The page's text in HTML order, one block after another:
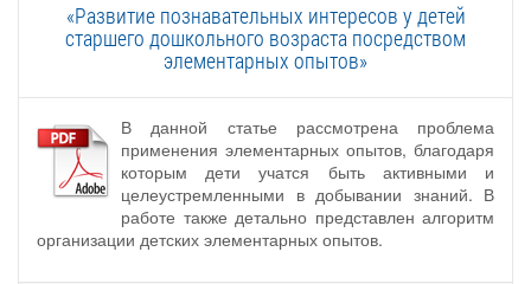
«Развитие познавательных интересов у детей
старшего дошкольного возраста посредством
элементарных опытов»
В данной статье рассмотрена проблема
применения элементарных опытов, благодаря
которым дети учатся быть активными и
целеустремленными в добывании знаний. В
работе также детально представлен алгоритм
организации детских элементарных опытов.